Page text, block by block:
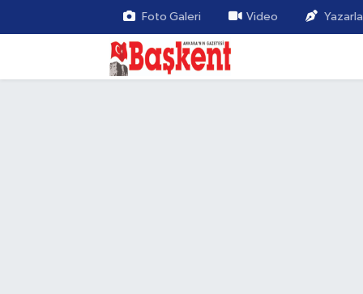
Foto Galeri Video